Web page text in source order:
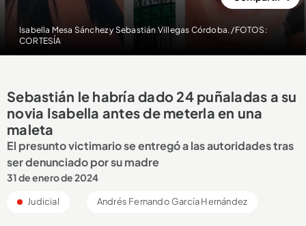
Isabella Mesa Sánchez y Sebastián Villegas Córdoba. /FOTOS:
CORTESÍA
Sebastián le habría dado 24 puñaladas a su
novia Isabella antes de meterla en una
maleta
El presunto victimario se entregó a las autoridades tras
ser denunciado por su madre
31 de enero de 2024
Judicial Andrés Fernando García Hernández